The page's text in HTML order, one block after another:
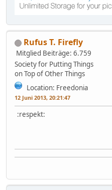
Rufus T. Firefly
Mitglied Beiträge: 6.759
Society for Putting Things
on Top of Other Things
Location: Freedonia
12 Juni 2013, 20:21:47
:respekt: